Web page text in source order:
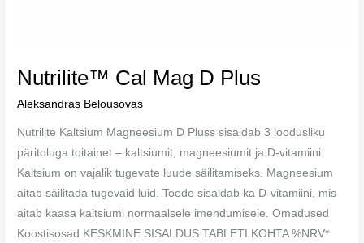
Nutrilite™ Cal Mag D Plus
Aleksandras Belousovas
Nutrilite Kaltsium Magneesium D Pluss sisaldab 3 loodusliku
päritoluga toitainet – kaltsiumit, magneesiumit ja D-vitamiini.
Kaltsium on vajalik tugevate luude säilitamiseks. Magneesium
aitab säilitada tugevaid luid. Toode sisaldab ka D-vitamiini, mis
aitab kaasa kaltsiumi normaalsele imendumisele. Omadused
Koostisosad KESKMINE SISALDUS TABLETI KOHTA %NRV*